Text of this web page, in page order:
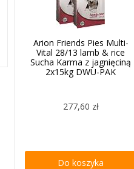
Arion Friends Pies Multi-
Vital 28/13 lamb & rice
Sucha Karma z jagnięciną
2x15kg DWU-PAK
277,60 zł
Do koszyka